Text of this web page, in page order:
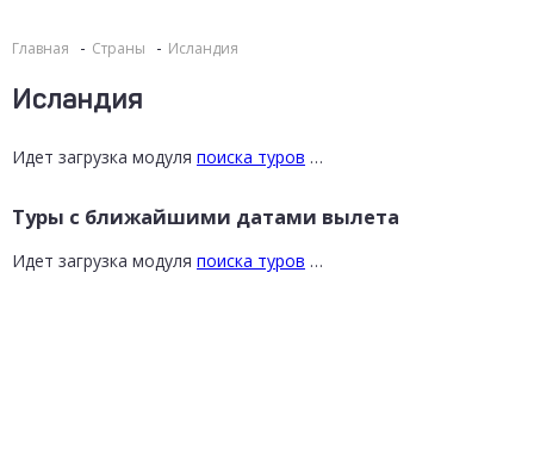
Главная Страны Исландия
Исландия
Идет загрузка модуля поиска туров …
Туры с ближайшими датами вылета
Идет загрузка модуля поиска туров …